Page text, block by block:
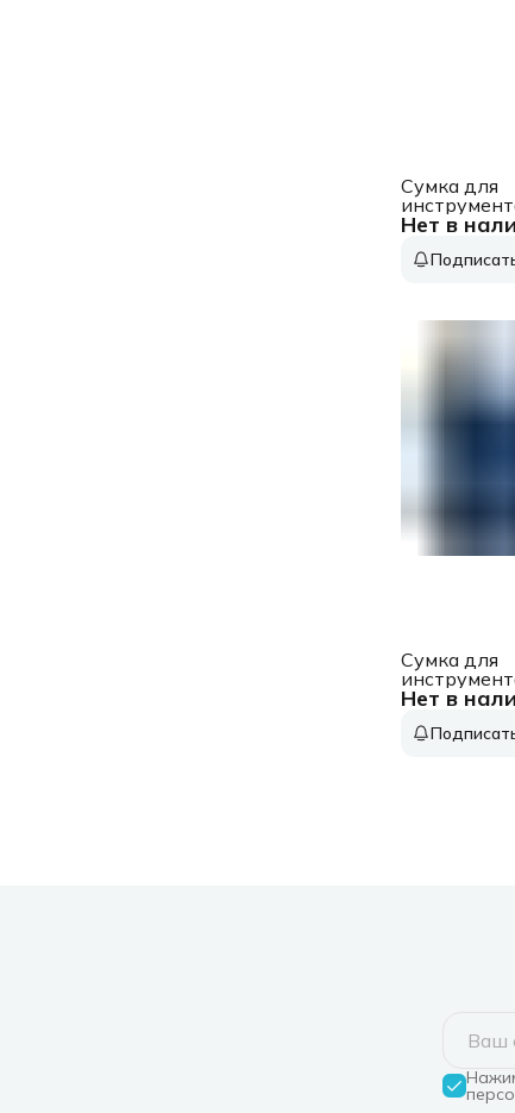
Нет в
Сумка для
Denzel
черный/
Нет в
Сумка для
38632